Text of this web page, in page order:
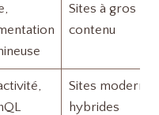
Sites à gros
contenu
Sites
hybrides